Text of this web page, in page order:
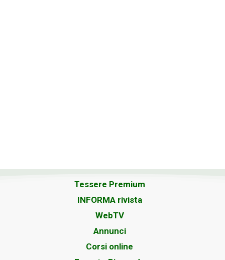
Tessere Premium
INFORMA rivista
WebTV
Annunci
Corsi online